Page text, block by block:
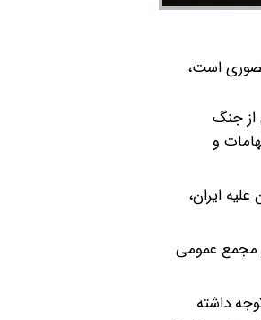
است،
از جنگ
و
ایران،
مجمع عمومی
داشته